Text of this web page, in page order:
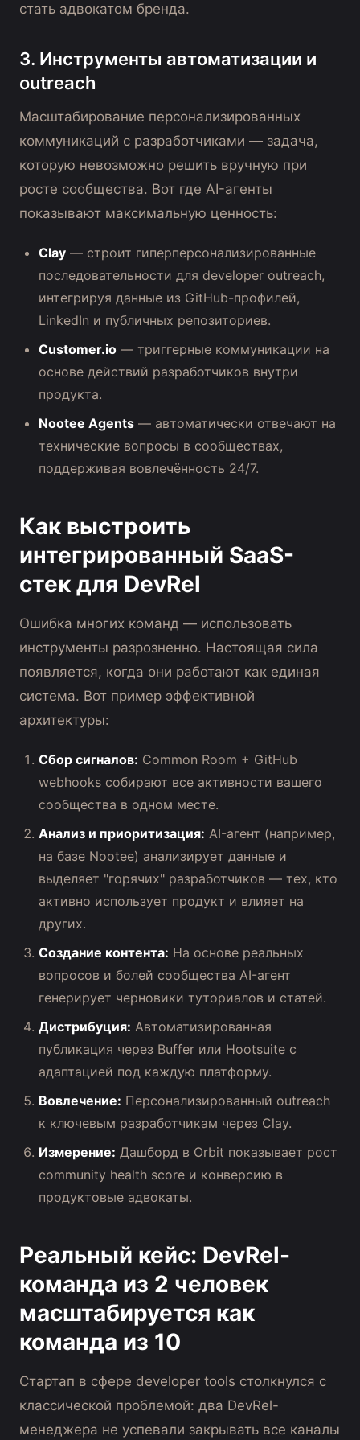
стать адвокатом бренда.
3. Инструменты автоматизации и
outreach
Масштабирование персонализированных
коммуникаций с разработчиками — задача,
которую невозможно решить вручную при
росте сообщества. Вот где AI-агенты
показывают максимальную ценность:
Clay — строит гиперперсонализированные
последовательности для developer outreach,
интегрируя данные из GitHub-профилей,
LinkedIn и публичных репозиториев.
Customer.io — триггерные коммуникации на
основе действий разработчиков внутри
продукта.
Nootee Agents — автоматически отвечают на
технические вопросы в сообществах,
поддерживая вовлечённость 24/7.
Как выстроить
интегрированный SaaS-
стек для DevRel
Ошибка многих команд — использовать
инструменты разрозненно. Настоящая сила
появляется, когда они работают как единая
система. Вот пример эффективной
архитектуры:
Сбор сигналов: Common Room + GitHub
webhooks собирают все активности вашего
сообщества в одном месте.
Анализ и приоритизация: AI-агент (например,
на базе Nootee) анализирует данные и
выделяет "горячих" разработчиков — тех, кто
активно использует продукт и влияет на
других.
Создание контента: На основе реальных
вопросов и болей сообщества AI-агент
генерирует черновики туториалов и статей.
Дистрибуция: Автоматизированная
публикация через Buffer или Hootsuite с
адаптацией под каждую платформу.
Вовлечение: Персонализированный outreach
к ключевым разработчикам через Clay.
Измерение: Дашборд в Orbit показывает рост
community health score и конверсию в
продуктовые адвокаты.
Реальный кейс: DevRel-
команда из 2 человек
масштабируется как
команда из 10
Стартап в сфере developer tools столкнулся с
классической проблемой: два DevRel-
менеджера не успевали закрывать все каналы